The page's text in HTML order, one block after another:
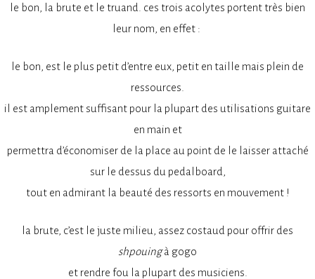
le bon, la brute et le truand. ces trois acolytes portent très bien
leur nom, en effet :
le bon, est le plus petit d’entre eux, petit en taille mais plein de
ressources.
il est amplement suffisant pour la plupart des utilisations guitare
en main et
permettra d’économiser de la place au point de le laisser attaché
sur le dessus du pedalboard,
tout en admirant la beauté des ressorts en mouvement !
la brute, c’est le juste milieu, assez costaud pour offrir des
shpouingà gogo
et rendre fou la plupart des musiciens.